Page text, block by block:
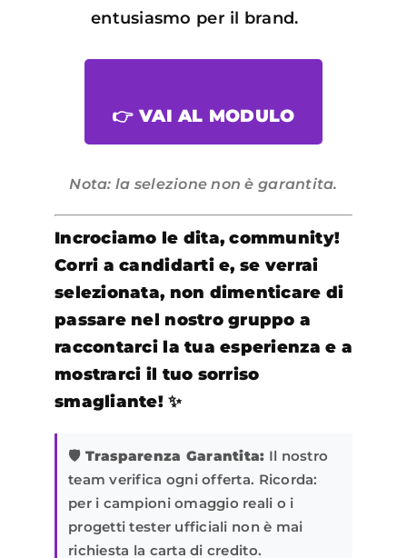
entusiasmo per il brand.
👉 VAI AL MODULO
Nota: la selezione non è garantita.
Incrociamo le dita, community!
Corri a candidarti e, se verrai
selezionata, non dimenticare di
passare nel nostro gruppo a
raccontarci la tua esperienza e a
mostrarci il tuo sorriso
smagliante! ✨
🛡️ Trasparenza Garantita: Il nostro
team verifica ogni offerta. Ricorda:
per i campioni omaggio reali o i
progetti tester ufficiali non è mai
richiesta la carta di credito.